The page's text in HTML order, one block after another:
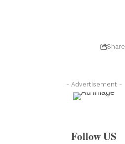
Share
- Advertisement -
Follow US